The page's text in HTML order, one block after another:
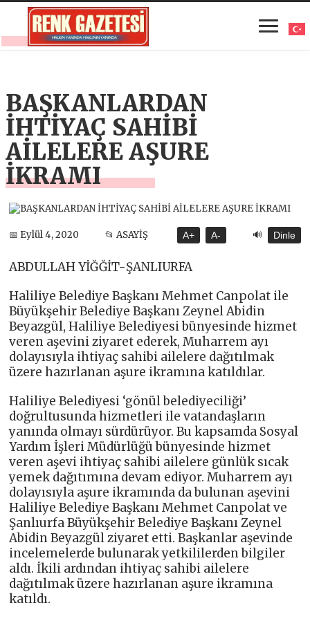
BAŞKANLARDAN
İHTİYAÇ SAHİBİ
AİLELERE AŞURE
İKRAMI
📅 Eylül 4, 2020 📂 ASAYİŞ A+ A- 🔊 Dinle
ABDULLAH YİĞĞİT-ŞANLIURFA
Haliliye Belediye Başkanı Mehmet Canpolat ile
Büyükşehir Belediye Başkanı Zeynel Abidin
Beyazgül, Haliliye Belediyesi bünyesinde hizmet
veren aşevini ziyaret ederek, Muharrem ayı
dolayısıyla ihtiyaç sahibi ailelere dağıtılmak
üzere hazırlanan aşure ikramına katıldılar.
Haliliye Belediyesi ‘gönül belediyeciliği’
doğrultusunda hizmetleri ile vatandaşların
yanında olmayı sürdürüyor. Bu kapsamda Sosyal
Yardım İşleri Müdürlüğü bünyesinde hizmet
veren aşevi ihtiyaç sahibi ailelere günlük sıcak
yemek dağıtımına devam ediyor. Muharrem ayı
dolayısıyla aşure ikramında da bulunan aşevini
Haliliye Belediye Başkanı Mehmet Canpolat ve
Şanlıurfa Büyükşehir Belediye Başkanı Zeynel
Abidin Beyazgül ziyaret etti. Başkanlar aşevinde
incelemelerde bulunarak yetkililerden bilgiler
aldı. İkili ardından ihtiyaç sahibi ailelere
dağıtılmak üzere hazırlanan aşure ikramına
katıldı.